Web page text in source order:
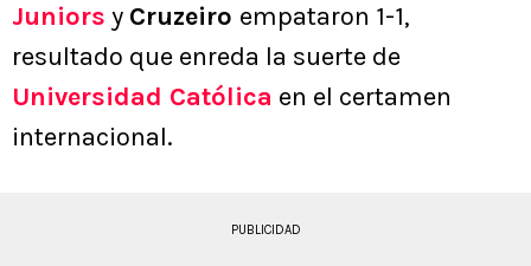
Juniors y Cruzeiro empataron 1-1,
resultado que enreda la suerte de
Universidad Católica en el certamen
internacional.
PUBLICIDAD